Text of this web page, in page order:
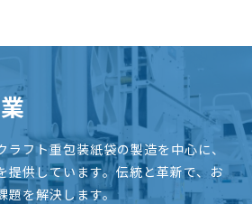
ラフト重包装紙袋の製造を中心に、
提供しています。伝統と革新で、お
題を解決します。